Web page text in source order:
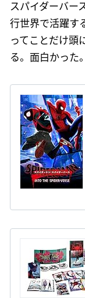
スパイダーバー
行世界で活躍す
ってことだけ頭
る。面白かった。